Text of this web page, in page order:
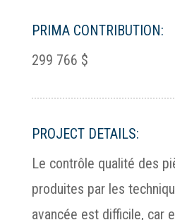
PRIMA CONTRIBUTION:
299 766 $
PROJECT DETAILS:
Le contrôle qualité des
produites par les
avancée est difficile, car